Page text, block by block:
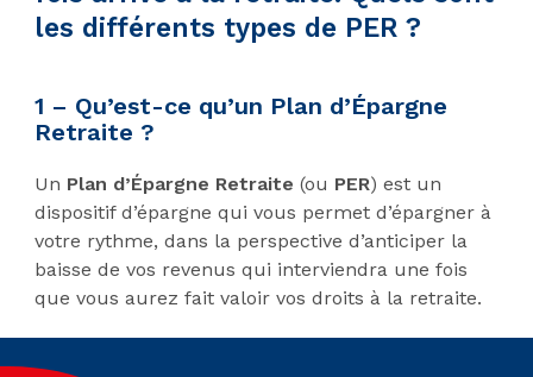
les différents types de PER ?
1 – Qu’est-ce qu’un Plan d’Épargne
Retraite ?
Un Plan d’Épargne Retraite (ou PER) est un
dispositif d’épargne qui vous permet d’épargner à
votre rythme, dans la perspective d’anticiper la
baisse de vos revenus qui interviendra une fois
que vous aurez fait valoir vos droits à la retraite.